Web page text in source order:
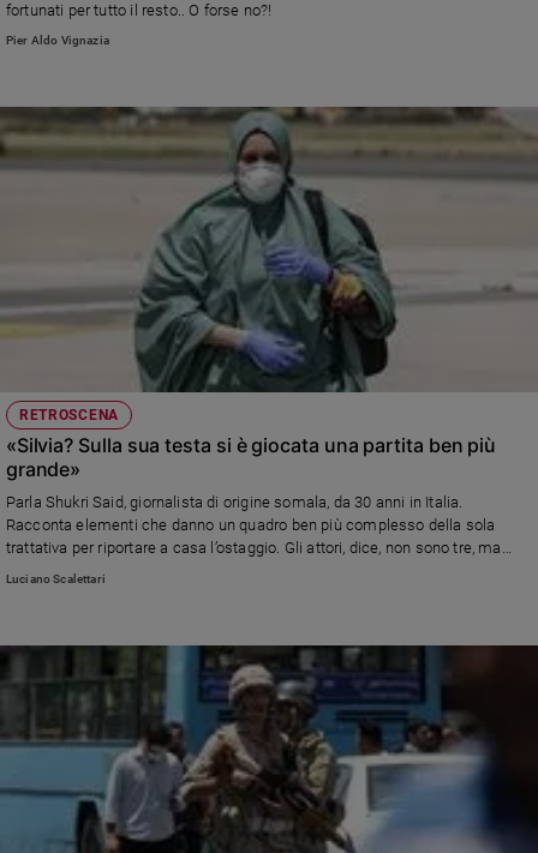
Pubblicità
Redazione
fortunati per tutto il resto.. O forse no?!
Pier Aldo Vignazia
RETROSCENA
«Silvia? Sulla sua testa si è giocata una partita ben più
grande»
Parla Shukri Said, giornalista di origine somala, da 30 anni in Italia.
Racconta elementi che danno un quadro ben più complesso della sola
trattativa per riportare a casa l’ostaggio. Gli attori, dice, non sono tre, ma
quattro. Ad esempio, il Qatar…
Luciano Scalettari